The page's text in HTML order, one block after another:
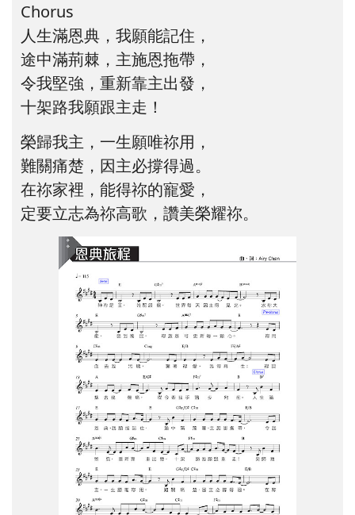
Chorus
人生滿恩典，我願能記住，
途中滿荊棘，主施恩拖帶，
令我堅強，重新靠主出發，
十架路我願跟主走！
榮歸我主，一生願唯祢用，
難關痛楚，因主必撐得過。
在祢家裡，能得祢的寵愛，
定要立志為祢高歌，讚美榮耀祢。